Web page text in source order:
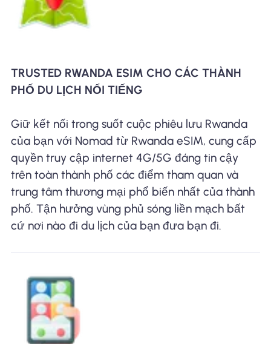
TRUSTED RWANDA ESIM CHO CÁC THÀNH
PHỐ DU LỊCH NỔI TIẾNG
Giữ kết nối trong suốt cuộc phiêu lưu Rwanda
của bạn với Nomad từ Rwanda eSIM, cung cấp
quyền truy cập internet 4G/5G đáng tin cậy
trên toàn thành phố các điểm tham quan và
trung tâm thương mại phổ biến nhất của thành
phố. Tận hưởng vùng phủ sóng liền mạch bất
cứ nơi nào đi du lịch của bạn đưa bạn đi.